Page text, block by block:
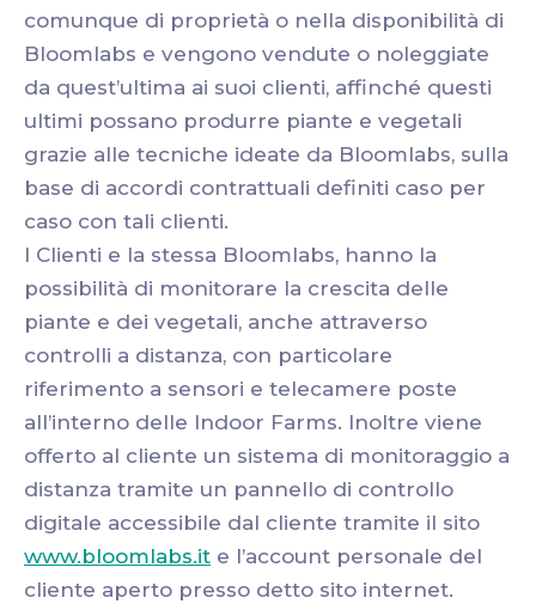
comunque di proprietà o nella disponibilità di
Bloomlabs e vengono vendute o noleggiate
da quest’ultima ai suoi clienti, affinché questi
ultimi possano produrre piante e vegetali
grazie alle tecniche ideate da Bloomlabs, sulla
base di accordi contrattuali definiti caso per
caso con tali clienti.
I Clienti e la stessa Bloomlabs, hanno la
possibilità di monitorare la crescita delle
piante e dei vegetali, anche attraverso
controlli a distanza, con particolare
riferimento a sensori e telecamere poste
all’interno delle Indoor Farms. Inoltre viene
offerto al cliente un sistema di monitoraggio a
distanza tramite un pannello di controllo
digitale accessibile dal cliente tramite il sito
www.bloomlabs.it e l’account personale del
cliente aperto presso detto sito internet.